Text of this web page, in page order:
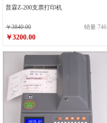
普霖Z-200支票打印机
￥3840.00 销量 746
￥3200.00